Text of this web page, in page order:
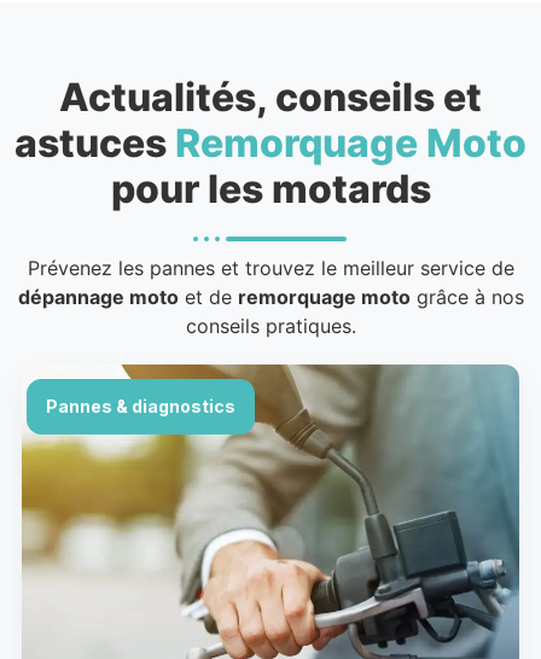
Actualités, conseils et
astuces Remorquage Moto
pour les motards
Prévenez les pannes et trouvez le meilleur service de
dépannage motoet de remorquage motogrâce à nos
conseils pratiques.
Pannes & diagnostics